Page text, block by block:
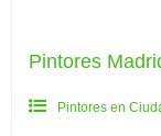
Pintores
Pintores en